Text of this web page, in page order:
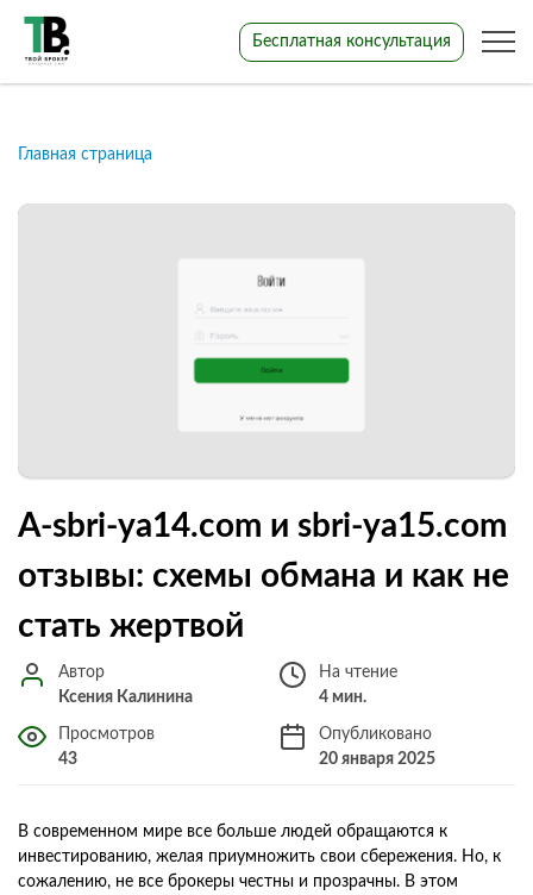
Бесплатная консультация
Главная страница
A-sbri-ya14.com и sbri-ya15.com
отзывы: схемы обмана и как не
стать жертвой
Автор
Ксения Калинина
На чтение
4 мин.
Просмотров
43
Опубликовано
20 января 2025
В современном мире все больше людей обращаются к
инвестированию, желая приумножить свои сбережения. Но, к
сожалению, не все брокеры честны и прозрачны. В этом